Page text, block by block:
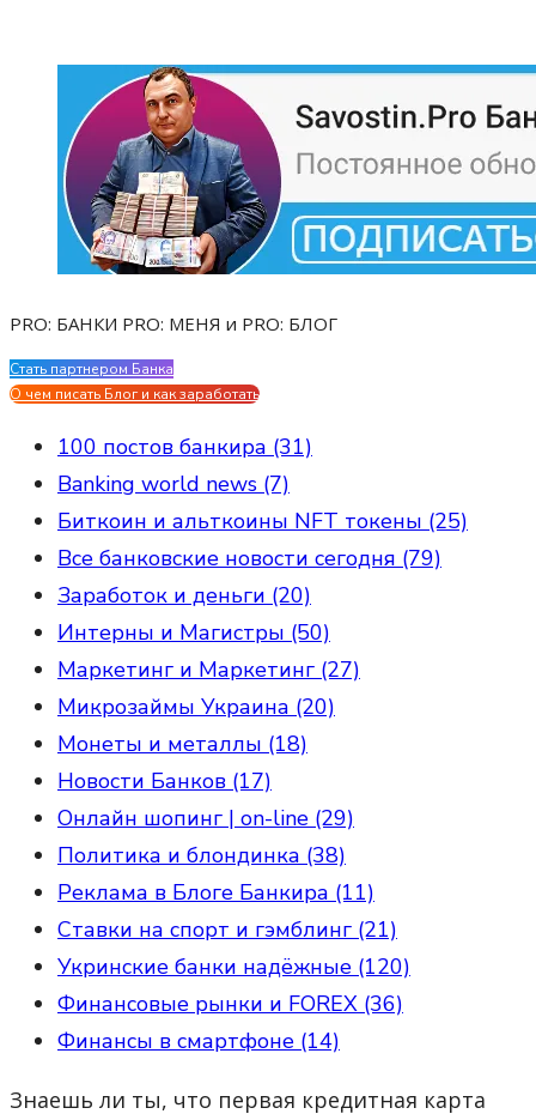
PRO: БАНКИ PRO: МЕНЯ и PRO: БЛОГ
Стать партнером Банка
О чем писать Блог и как заработать
100 постов банкира (31)
Banking world news (7)
Биткоин и альткоины NFT токены (25)
Все банковские новости сегодня (79)
Заработок и деньги (20)
Интерны и Магистры (50)
Маркетинг и Маркетинг (27)
Микрозаймы Украина (20)
Монеты и металлы (18)
Новости Банков (17)
Онлайн шопинг | on-line (29)
Политика и блондинка (38)
Реклама в Блоге Банкира (11)
Ставки на спорт и гэмблинг (21)
Укринские банки надёжные (120)
Финансовые рынки и FOREX (36)
Финансы в смартфоне (14)
Знаешь ли ты, что первая кредитная карта